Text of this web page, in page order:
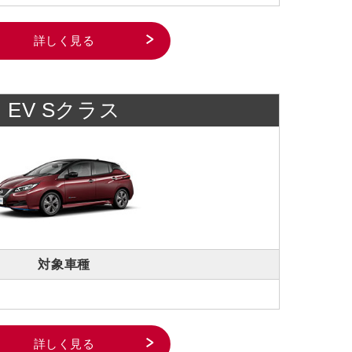
詳しく見る
EV Sクラス
対象車種
詳しく見る